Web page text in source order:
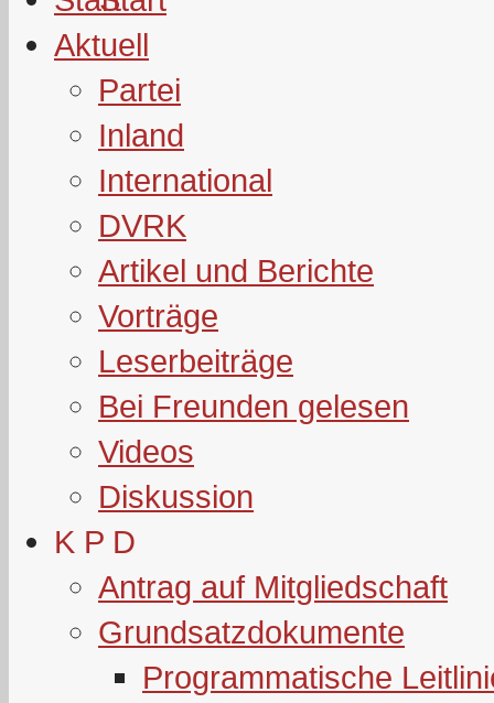
Aktuell
Partei
Inland
International
DVRK
Artikel und Berichte
Vorträge
Leserbeiträge
Bei Freunden gelesen
Videos
Diskussion
K P D
Antrag auf Mitgliedschaft
Grundsatzdokumente
Programmatische